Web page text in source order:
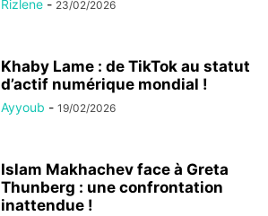
Rizlene - 23/02/2026
Khaby Lame : de TikTok au statut
d’actif numérique mondial !
Ayyoub - 19/02/2026
Islam Makhachev face à Greta
Thunberg : une confrontation
inattendue !